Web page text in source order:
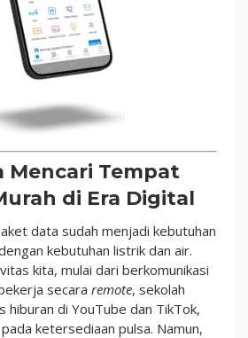
Mencari Tempat
di Era Digital
data sudah menjadi kebutuhan
kebutuhan listrik dan air.
kita, mulai dari berkomunikasi
secara remote, sekolah
hiburan di YouTube dan TikTok,
ketersediaan pulsa. Namun,